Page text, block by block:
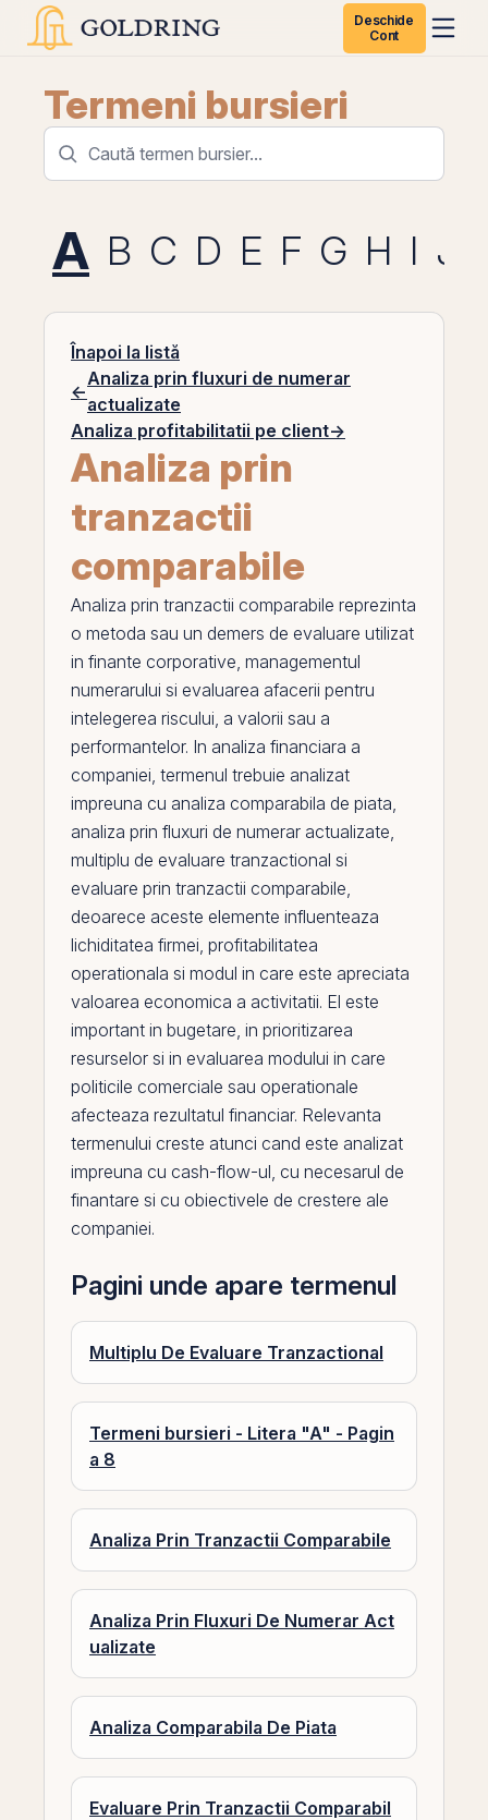
Deschide
Cont
Termeni bursieri
A B C D E F G H I J
Înapoi la listă
←
Analiza prin fluxuri de numerar
actualizate
Analiza profitabilitatii pe client→
Analiza prin
tranzactii
comparabile
Analiza prin tranzactii comparabile reprezinta
o metoda sau un demers de evaluare utilizat
in finante corporative, managementul
numerarului si evaluarea afacerii pentru
intelegerea riscului, a valorii sau a
performantelor. In analiza financiara a
companiei, termenul trebuie analizat
impreuna cu analiza comparabila de piata,
analiza prin fluxuri de numerar actualizate,
multiplu de evaluare tranzactional si
evaluare prin tranzactii comparabile,
deoarece aceste elemente influenteaza
lichiditatea firmei, profitabilitatea
operationala si modul in care este apreciata
valoarea economica a activitatii. El este
important in bugetare, in prioritizarea
resurselor si in evaluarea modului in care
politicile comerciale sau operationale
afecteaza rezultatul financiar. Relevanta
termenului creste atunci cand este analizat
impreuna cu cash-flow-ul, cu necesarul de
finantare si cu obiectivele de crestere ale
companiei.
Pagini unde apare termenul
Multiplu De Evaluare Tranzactional
Termeni bursieri - Litera "A" - Pagin
a 8
Analiza Prin Tranzactii Comparabile
Analiza Prin Fluxuri De Numerar Act
ualizate
Analiza Comparabila De Piata
Evaluare Prin Tranzactii Comparabil